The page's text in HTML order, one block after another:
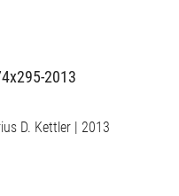
D. Kettler | 2013